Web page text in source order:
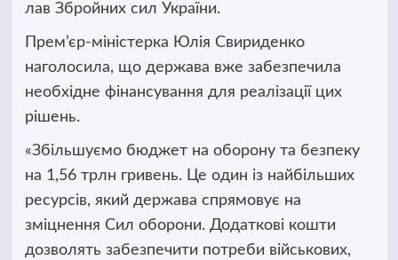
лав Збройних сил України.
Прем’єр-міністерка Юлія Свириденко
наголосила, що держава вже забезпечила
необхідне фінансування для реалізації цих
рішень.
«Збільшуємо бюджет на оборону та безпеку
на 1,56 трлн гривень. Це один із найбільших
ресурсів, який держава спрямовує на
зміцнення Сил оборони. Додаткові кошти
дозволять забезпечити потреби військових,